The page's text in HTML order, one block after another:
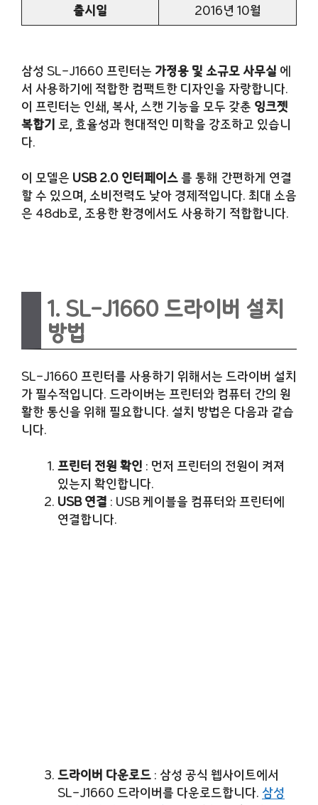
출시일
2016년 10월
삼성 SL-J1660 프린터는 가정용 및 소규모 사무실 에
서 사용하기에 적합한 컴팩트한 디자인을 자랑합니다.
이 프린터는 인쇄, 복사, 스캔 기능을 모두 갖춘 잉크젯
복합기 로, 효율성과 현대적인 미학을 강조하고 있습니
다.
이 모델은 USB 2.0 인터페이스를 통해 간편하게 연결
할 수 있으며, 소비전력도 낮아 경제적입니다. 최대 소음
은 48db로, 조용한 환경에서도 사용하기 적합합니다.
1. SL-J1660드라이버 설치
방법
SL-J1660 프린터를 사용하기 위해서는 드라이버 설치
가 필수적입니다. 드라이버는 프린터와 컴퓨터 간의 원
활한 통신을 위해 필요합니다. 설치 방법은 다음과 같습
니다.
프린터 전원 확인 : 먼저 프린터의 전원이 켜져
있는지 확인합니다.
USB 연결 : USB 케이블을 컴퓨터와 프린터에
연결합니다.
드라이버 다운로드 : 삼성 공식 웹사이트에서
SL-J1660 드라이버를 다운로드합니다. 삼성